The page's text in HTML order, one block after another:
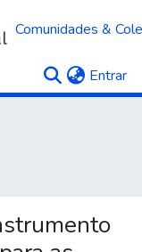
Comunidades &
Entrar